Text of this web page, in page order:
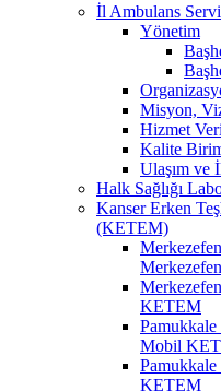
İl Ambulans
Yönetim
Misyon,
Hizmet
Kalite
Ulaşım ve
Halk Sağlığı
Kanser Erken
(KETEM)
KETEM
Mobil
KETEM